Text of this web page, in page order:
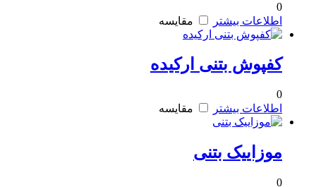
0
اطلاعات بیشتر
مقایسه
کفپوش بتنی ارکیده
0
اطلاعات بیشتر
مقایسه
موزاییک بتنی
0